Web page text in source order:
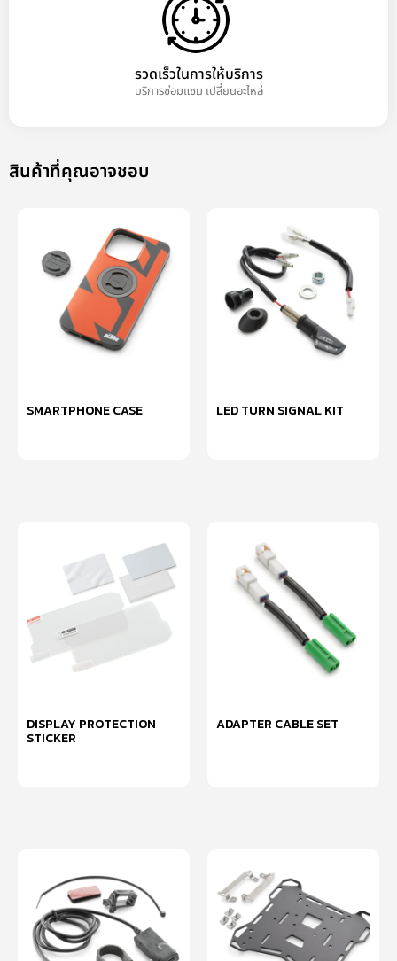
รวดเร็วในการให้บริการ
บริการซ่อมแซม เปลี่ยนอะไหล่
สินค้าที่คุณอาจชอบ
SMARTPHONE CASE
LED TURN SIGNAL KIT
DISPLAY PROTECTION
STICKER
ADAPTER CABLE SET